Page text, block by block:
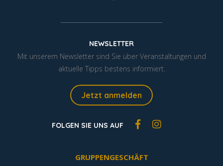
NEWSLETTER
Mit unserem Newsletter sind Sie über Veranstaltungen und
aktuelle Tipps bestens informiert.
Jetzt anmelden
FOLGEN SIE UNS AUF
GRUPPENGESCHÄFT